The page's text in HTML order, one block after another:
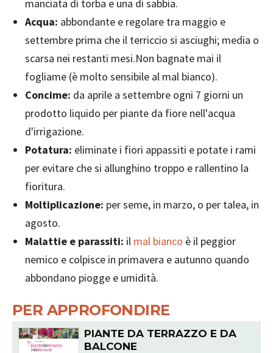
manciata di torba e una di sabbia.
Acqua: abbondante e regolare tra maggio e
settembre prima che il terriccio si asciughi; media o
scarsa nei restanti mesi.Non bagnate mai il
fogliame (è molto sensibile al mal bianco).
Concime: da aprile a settembre ogni 7 giorni un
prodotto liquido per piante da fiore nell'acqua
d'irrigazione.
Potatura: eliminate i fiori appassiti e potate i rami
per evitare che si allunghino troppo e rallentino la
fioritura.
Moltiplicazione: per seme, in marzo, o per talea, in
agosto.
Malattie e parassiti: il mal bianco è il peggior
nemico e colpisce in primavera e autunno quando
abbondano piogge e umidità.
PER APPROFONDIRE
PIANTE DA TERRAZZO E DA
BALCONE